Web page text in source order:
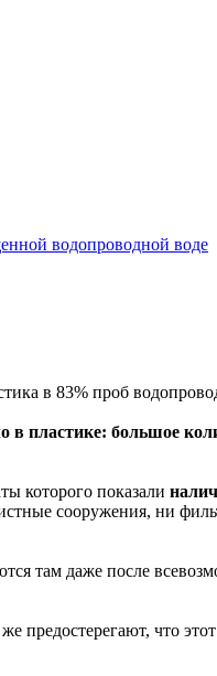
водопроводной воде
в 83% проб
пластике: большое
которого показали
сооружения, ни
там даже после
предостерегают, что